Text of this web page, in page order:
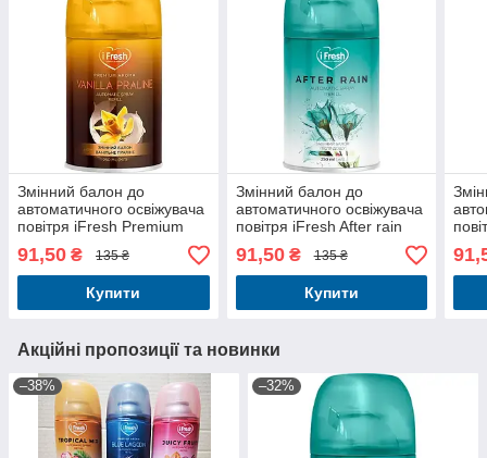
Змінний балон до
автоматичного освіжувача
повітря iFresh Premium
Aroma Vanilla praline 250
мл
91,50 ₴ 135 ₴
Купити
Змінний балон до
автоматичного освіжувача
повітря iFresh After rain
250 мл
91,50₴ 135 ₴
Купити
Air
Акційні пропозиції та новинки
–38% –32%